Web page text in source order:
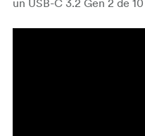
un USB-C 3.2 Gen 2 de